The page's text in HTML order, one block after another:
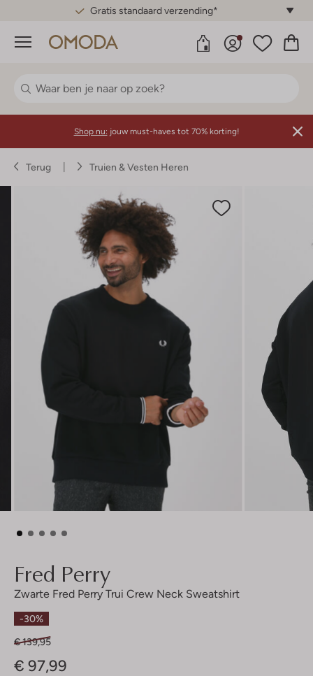
Gratis standaard verzending*
Menu
Shop nu: jouw must-haves tot 70% korting!
Terug Truien & Vesten Heren
Fred Perry
Zwarte Fred Perry Trui Crew Neck Sweatshirt
-30%
€ 139,95
€ 97,99